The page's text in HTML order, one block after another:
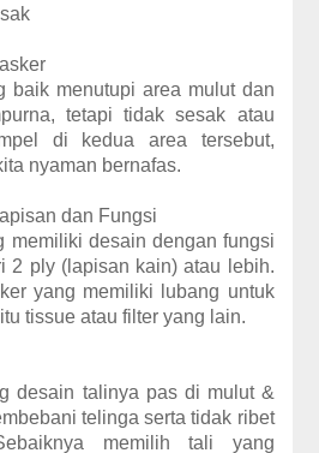
baik menutupi area mulut dan
tetapi tidak sesak atau
di kedua area tersebut,
nyaman bernafas.
dan Fungsi
memiliki desain dengan fungsi
2 ply (lapisan kain) atau lebih.
yang memiliki lubang untuk
tissue atau filter yang lain.
desain talinya pas di mulut &
telinga serta tidak ribet
memilih tali yang